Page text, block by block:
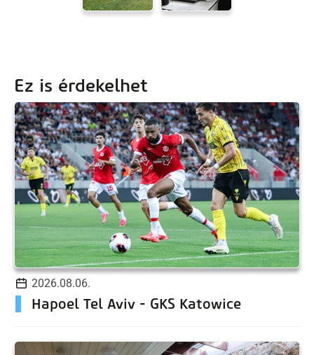
Ez is érdekelhet
2026.08.06.
Hapoel Tel Aviv - GKS Katowice